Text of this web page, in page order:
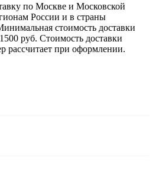
по Москве и Московской
России и в страны
стоимость доставки
руб. Стоимость доставки
рассчитает при оформлении.
момента покупки при
от количества и моделей